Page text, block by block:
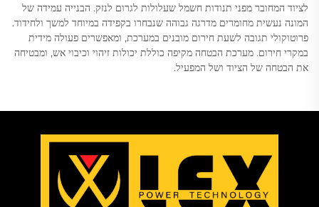
לציוד המחובר מפני תנודות חשמל שעלולות לגרום לנזק. הבנייה עמידה של
המונה נעשית מחומרים מדרגה גבוהה שנבחרו בקפידה במיוחד למשך ולחידוד.
פרוטוקולי תגובה לשעת חירום מובנים במערכת, ומאפשרים פעולה מידית
במקרי חירום. מערכת הבטחה מקיפה כוללת יכולות זיהוי וכיבוי אש, ומבטיחה
את הבטחה של הציוד ושל המפעיל.